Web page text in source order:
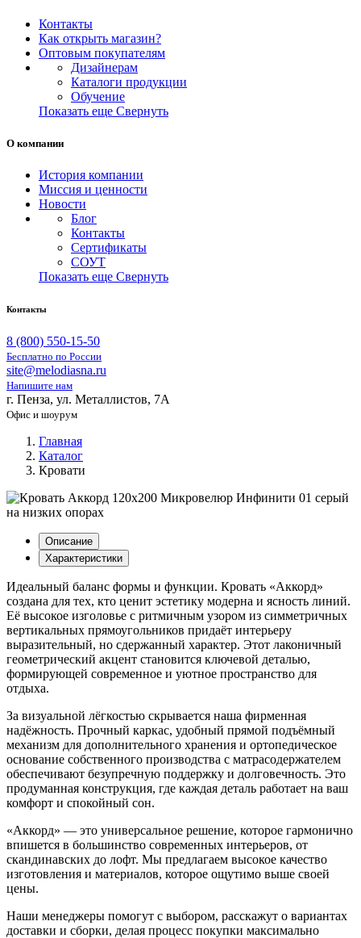
Контакты
Как открыть магазин?
Оптовым покупателям
Дизайнерам
Каталоги продукции
Обучение
Показать еще Свернуть
О компании
История компании
Миссия и ценности
Новости
Блог
Контакты
Сертификаты
СОУТ
Показать еще Свернуть
Контакты
8 (800) 550-15-50
Бесплатно по России
site@melodiasna.ru
Напишите нам
г. Пенза, ул. Металлистов, 7А
Офис и шоурум
Главная
Каталог
Кровати
Описание
Характеристики
Идеальный баланс формы и функции. Кровать «Аккорд»
создана для тех, кто ценит эстетику модерна и ясность линий.
Её высокое изголовье с ритмичным узором из симметричных
вертикальных прямоугольников придаёт интерьеру
выразительный, но сдержанный характер. Этот лаконичный
геометрический акцент становится ключевой деталью,
формирующей современное и уютное пространство для
отдыха.
За визуальной лёгкостью скрывается наша фирменная
надёжность. Прочный каркас, удобный прямой подъёмный
механизм для дополнительного хранения и ортопедическое
основание собственного производства с матрасодержателем
обеспечивают безупречную поддержку и долговечность. Это
продуманная конструкция, где каждая деталь работает на ваш
комфорт и спокойный сон.
«Аккорд» — это универсальное решение, которое гармонично
впишется в большинство современных интерьеров, от
скандинавских до лофт. Мы предлагаем высокое качество
изготовления и материалов, которое ощутимо выше своей
цены.
Наши менеджеры помогут с выбором, расскажут о вариантах
доставки и сборки, делая процесс покупки максимально